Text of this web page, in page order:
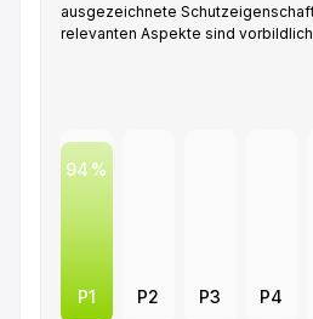
ausgezeichnete
relevanten Aspekte sind
94
P1 P2 P3 P4